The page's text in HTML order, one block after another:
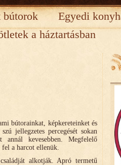
bútorok
Egyedi
a háztartásban
bútorainkat, képkereteinket és
jellegzetes percegését sokan
kevesebben. Megfelelő
fel a harcot ellenük.
alkotják. Apró termetű